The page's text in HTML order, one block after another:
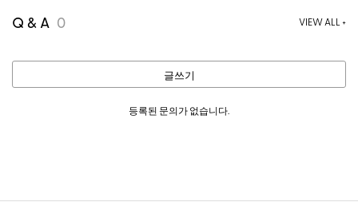
Q & A 0 VIEW ALL +
글쓰기
등록된 문의가 없습니다.